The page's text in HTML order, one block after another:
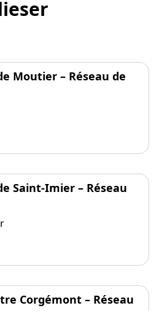
Moutier – Réseau de
Saint-Imier – Réseau
Corgémont – Réseau